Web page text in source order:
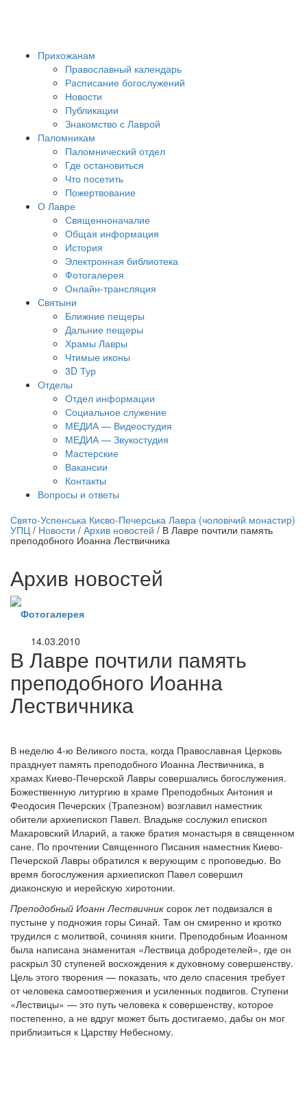
Прихожанам
Православный календарь
Расписание богослужений
Новости
Публикации
Знакомство с Лаврой
Паломникам
Паломнический отдел
Где остановиться
Что посетить
Пожертвование
О Лавре
Священноначалие
Общая информация
История
Электронная библиотека
Фотогалерея
Онлайн-трансляция
Святыни
Ближние пещеры
Дальние пещеры
Храмы Лавры
Чтимые иконы
3D Тур
Отделы
Отдел информации
Социальное служение
МЕДИА — Видеостудия
МЕДИА — Звукостудия
Мастерские
Вакансии
Контакты
Вопросы и ответы
трансляция | 12 сентября
трансляции
Онлайн трансляции
Веб-камеры
12 сентября 2015Название трансляции
12 сентября 2015Название трансляции
12 сентября 2015Название трансляции
12 сентября 2015Название трансляции
12 сентября 2015 Название трансляции
12 сентября 2015Название трансляции
12 сентября 2015 Название трансляции
Перейти к архиву
Свято-Успенська Києво-Печерська Лавра (чоловічий монастир)
УПЦ / Новости / Архив новостей / В Лавре почтили память
преподобного Иоанна Лествичника
Архив новостей
Фотогалерея
14.03.2010
В Лавре почтили память
преподобного Иоанна
Лествичника
В неделю 4-ю Великого поста, когда Православная Церковь
празднует память преподобного Иоанна Лествичника, в
храмах Киево-Печерской Лавры совершались богослужения.
Божественную литургию в храме Преподобных Антония и
Феодосия Печерских (Трапезном) возглавил наместник
обители архиепископ Павел. Владыке сослужил епископ
Макаровский Иларий, а также братия монастыря в священном
сане. По прочтении Священного Писания наместник Киево-
Печерской Лавры обратился к верующим с проповедью. Во
время богослужения архиепископ Павел совершил
диаконскую и иерейскую хиротонии.
Преподобный Иоанн Лествичник сорок лет подвизался в
пустыне у подножия горы Синай. Там он смиренно и кротко
трудился с молитвой, сочиняя книги. Преподобным Иоанном
была написана знаменитая «Лествица добродетелей», где он
раскрыл 30 ступеней восхождения к духовному совершенству.
Цель этого творения — показать, что дело спасения требует
от человека самоотвержения и усиленных подвигов. Ступени
«Лествицы» — это путь человека к совершенству, которое
постепенно, а не вдруг может быть достигаемо, дабы он мог
приблизиться к Царству Небесному.